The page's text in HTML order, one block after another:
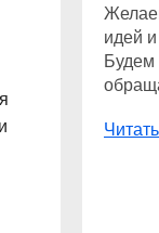
идей
Будем